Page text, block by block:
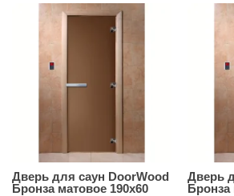
Дверь для саун DoorWood
Бронза матовое 190х60
Дверь
Бронза